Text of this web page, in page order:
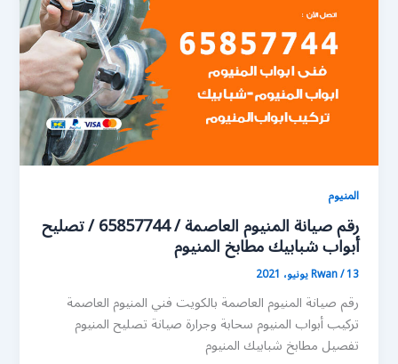
المنيوم
رقم صيانة المنيوم العاصمة / 65857744 / تصليح
أبواب شبابيك مطابخ المنيوم
Rwan/13 يونيو، 2021
رقم صيانة المنيوم العاصمة بالكويت فني المنيوم العاصمة
تركيب أبواب المنيوم سحابة وجرارة صيانة تصليح المنيوم
تفصيل مطابخ شبابيك المنيوم